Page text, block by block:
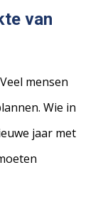
van
mensen
Wie in
jaar met